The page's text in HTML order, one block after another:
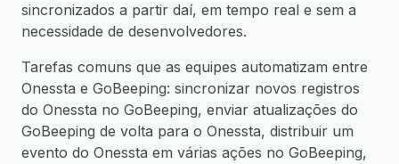
sincronizados a partir daí, em tempo real e sem a
necessidade de desenvolvedores.
Tarefas comuns que as equipes automatizam entre
Onessta e GoBeeping: sincronizar novos registros
do Onessta no GoBeeping, enviar atualizações do
GoBeeping de volta para o Onessta, distribuir um
evento do Onessta em várias ações no GoBeeping,